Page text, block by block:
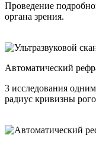
Проведение
органа зрения.
Автоматический
3 исследования
радиус кривизны